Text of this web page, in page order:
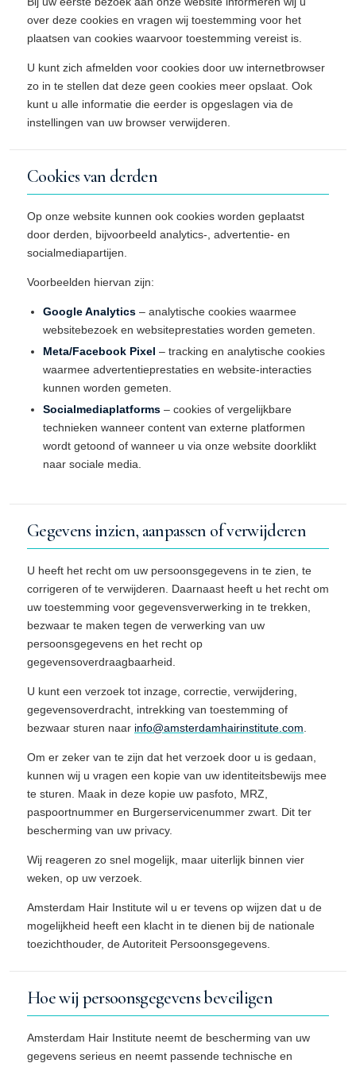
over deze cookies en vragen wij toestemming voor het
plaatsen van cookies waarvoor toestemming vereist is.
U kunt zich afmelden voor cookies door uw internetbrowser
zo in te stellen dat deze geen cookies meer opslaat. Ook
kunt u alle informatie die eerder is opgeslagen via de
instellingen van uw browser verwijderen.
Cookies van derden
Op onze website kunnen ook cookies worden geplaatst
door derden, bijvoorbeeld analytics-, advertentie- en
socialmediapartijen.
Voorbeelden hiervan zijn:
Google Analytics – analytische cookies waarmee
websitebezoek en websiteprestaties worden gemeten.
Meta/Facebook Pixel – tracking en analytische cookies
waarmee advertentieprestaties en website-interacties
kunnen worden gemeten.
Socialmediaplatforms – cookies of vergelijkbare
technieken wanneer content van externe platformen
wordt getoond of wanneer u via onze website doorklikt
naar sociale media.
Gegevens inzien, aanpassen of verwijderen
U heeft het recht om uw persoonsgegevens in te zien, te
corrigeren of te verwijderen. Daarnaast heeft u het recht om
uw toestemming voor gegevensverwerking in te trekken,
bezwaar te maken tegen de verwerking van uw
persoonsgegevens en het recht op
gegevensoverdraagbaarheid.
U kunt een verzoek tot inzage, correctie, verwijdering,
gegevensoverdracht, intrekking van toestemming of
bezwaar sturen naar info@amsterdamhairinstitute.com
Om er zeker van te zijn dat het verzoek door u is gedaan,
kunnen wij u vragen een kopie van uw identiteitsbewijs mee
te sturen. Maak in deze kopie uw pasfoto, MRZ,
paspoortnummer en Burgerservicenummer zwart. Dit ter
bescherming van uw privacy.
Wij reageren zo snel mogelijk, maar uiterlijk binnen vier
weken, op uw verzoek.
Amsterdam Hair Institute wil u er tevens op wijzen dat u de
mogelijkheid heeft een klacht in te dienen bij de nationale
toezichthouder, de Autoriteit Persoonsgegevens.
Hoe wij persoonsgegevens beveiligen
Amsterdam Hair Institute neemt de bescherming van uw
gegevens serieus en neemt passende technische en